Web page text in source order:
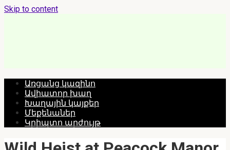
Skip to content
Առցանց կազինո
Ավիատոր խաղ
Խաղային կայքեր
Մեքենաներ
Կրիպտո արժույթ